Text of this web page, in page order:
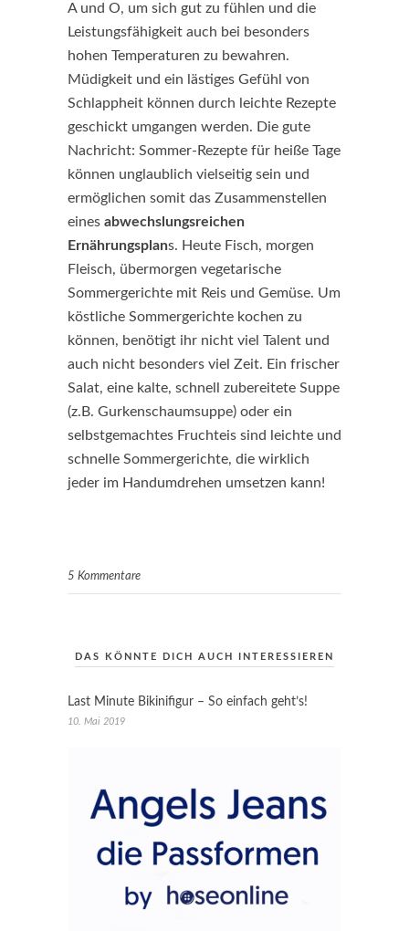
A und O, um sich gut zu fühlen und die
Leistungsfähigkeit auch bei besonders
hohen Temperaturen zu bewahren.
Müdigkeit und ein lästiges Gefühl von
Schlappheit können durch leichte Rezepte
geschickt umgangen werden. Die gute
Nachricht: Sommer-Rezepte für heiße Tage
können unglaublich vielseitig sein und
ermöglichen somit das Zusammenstellen
eines abwechslungsreichen
Ernährungsplans. Heute Fisch, morgen
Fleisch, übermorgen vegetarische
Sommergerichte mit Reis und Gemüse. Um
köstliche Sommergerichte kochen zu
können, benötigt ihr nicht viel Talent und
auch nicht besonders viel Zeit. Ein frischer
Salat, eine kalte, schnell zubereitete Suppe
(z.B. Gurkenschaumsuppe) oder ein
selbstgemachtes Fruchteis sind leichte und
schnelle Sommergerichte, die wirklich
jeder im Handumdrehen umsetzen kann!
5 Kommentare
DAS KÖNNTE DICH AUCH INTERESSIEREN
Last Minute Bikinifigur – So einfach geht’s!
10. Mai 2019